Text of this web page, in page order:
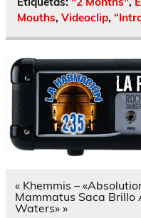
Mouths, Videoclip,
Navegación
de
entradas
« Khemmis –
Mammatus Saca Brillo
Waters» »